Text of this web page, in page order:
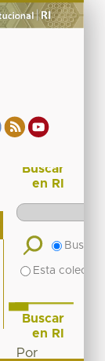
Buscar
en RI
Buscar
Esta
Buscar
en RI
Por